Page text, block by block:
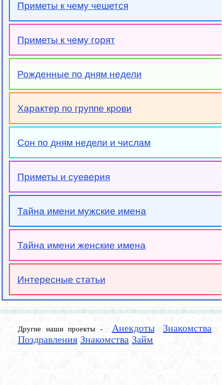
Приметы к чему чешется
Приметы к чему горят
Рожденные по дням недели
Характер по группе крови
Сон по дням недели и числам
Приметы и суеверия
Тайна имени мужские имена
Тайна имени женские имена
Интересные статьи
Другие наши проекты - Анекдоты
Знакомства
Поздравления Знакомства Займ